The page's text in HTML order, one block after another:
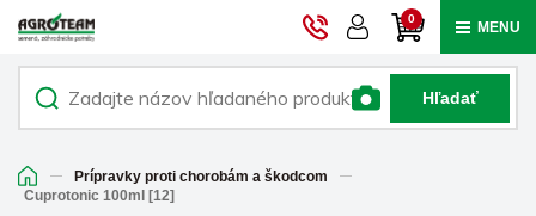
0 MENU
Hľadať
Prípravky proti chorobám a škodcom
Cuprotonic 100ml [12]